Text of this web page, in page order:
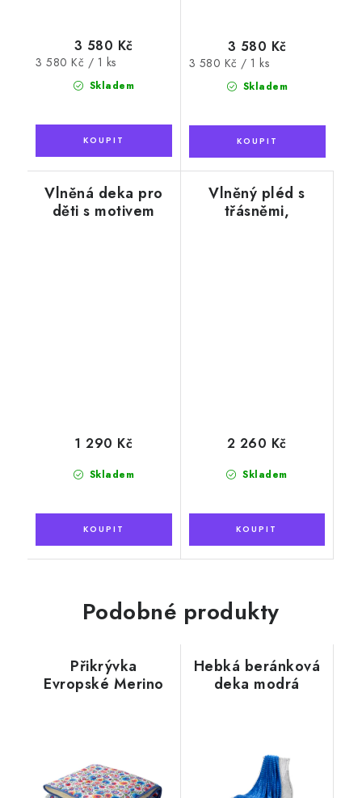
Skladem
3 580 Kč
Měrná
3 580 Kč / 1 ks
Skladem
3 580 Kč
Měrná
3 580 Kč / 1 ks
Vlněná deka pro
děti s motivem
Skladem
1 290 Kč
Vlněný pléd s
třásněmi,
Skladem
2 260 Kč
Podobné produkty
Přikrývka
Evropské Merino
Hebká beránková
deka modrá